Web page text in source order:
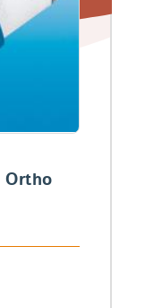
Ortho